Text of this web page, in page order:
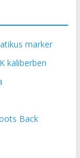
marker
kaliberben
Back